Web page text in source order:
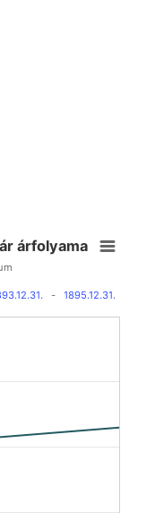
árfolyama
- 1895.12.31.